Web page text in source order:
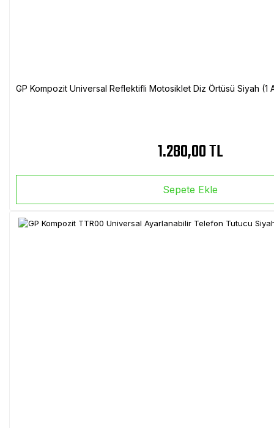
GP Kompozit Universal Reflektifli Motosiklet Diz Örtüsü Siyah
1.280,00 TL
Sepete Ekle